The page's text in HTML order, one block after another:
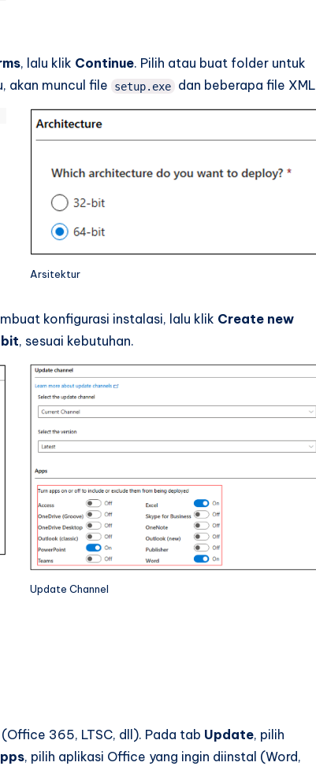
, lalu klik Continue. Pilih atau buat folder untuk
akan muncul file setup.exe dan beberapa file XML
Arsitektur
konfigurasi instalasi, lalu klik Create new
, sesuai kebutuhan.
Update Channel
365, LTSC, dll). Pada tab Update, pilih
, pilih aplikasi Office yang ingin diinstal (Word,